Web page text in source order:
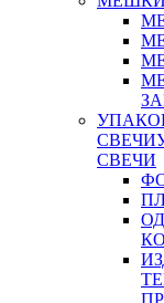
СВЕЧИ
СВЕЧИ